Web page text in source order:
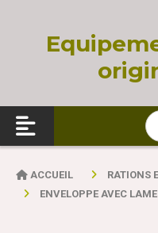
Equi
ACCUEIL
RATIONS
ENVELOPPE AVEC